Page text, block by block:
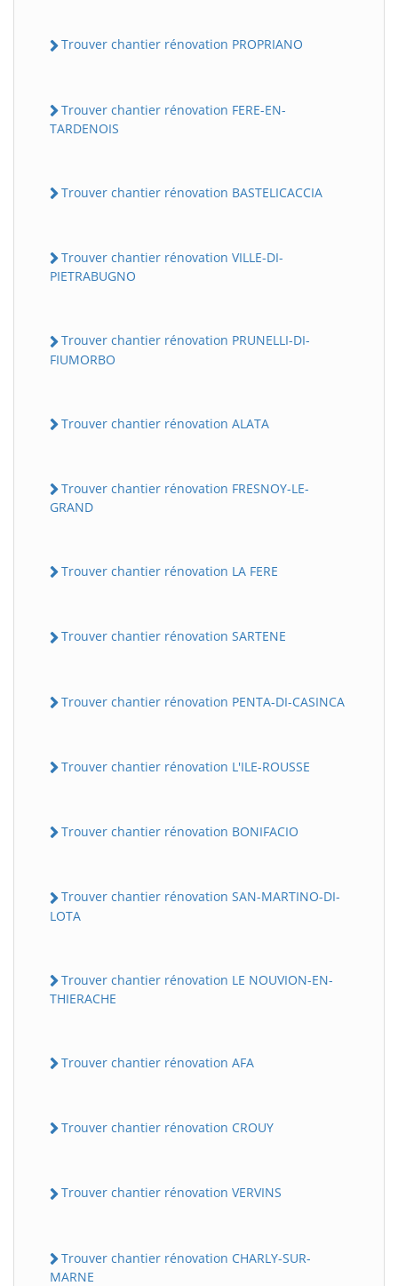
Trouver chantier rénovation PROPRIANO
Trouver chantier rénovation FERE-EN-
TARDENOIS
Trouver chantier rénovation BASTELICACCIA
Trouver chantier rénovation VILLE-DI-
PIETRABUGNO
Trouver chantier rénovation PRUNELLI-DI-
FIUMORBO
Trouver chantier rénovation ALATA
Trouver chantier rénovation FRESNOY-LE-
GRAND
Trouver chantier rénovation LA FERE
Trouver chantier rénovation SARTENE
Trouver chantier rénovation PENTA-DI-CASINCA
Trouver chantier rénovation L'ILE-ROUSSE
Trouver chantier rénovation BONIFACIO
Trouver chantier rénovation SAN-MARTINO-DI-
LOTA
Trouver chantier rénovation LE NOUVION-EN-
THIERACHE
Trouver chantier rénovation AFA
Trouver chantier rénovation CROUY
Trouver chantier rénovation VERVINS
Trouver chantier rénovation CHARLY-SUR-
MARNE